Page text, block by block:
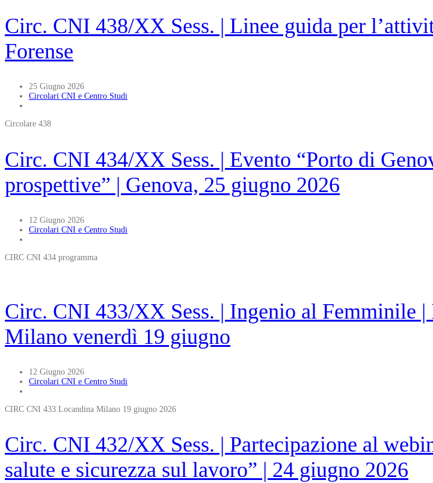
Circ. CNI 438/XX Sess. | Linee guida per
Forense
25 Giugno 2026
Circolari CNI e Centro Studi
Circolare 438
Circ. CNI 434/XX Sess. | Evento “Porto di
prospettive” | Genova, 25 giugno 2026
12 Giugno 2026
Circolari CNI e Centro Studi
CIRC CNI 434 programma
Circ. CNI 433/XX Sess. | Ingenio al Femminile
Milano venerdì 19 giugno
12 Giugno 2026
Circolari CNI e Centro Studi
CIRC CNI 433 Locandina Milano 19 giugno 2026
Circ. CNI 432/XX Sess. | Partecipazione al
salute e sicurezza sul lavoro” | 24 giugno 2026